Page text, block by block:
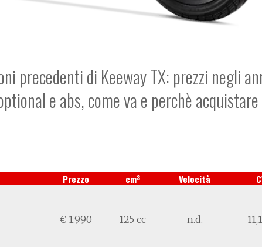
precedenti di Keeway TX: prezzi negli
e abs, come va e perchè acquistare
Prezzo cm3 Velocità
€ 1.990 125 cc n.d.